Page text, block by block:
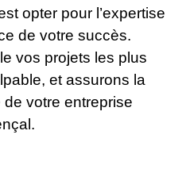
opter pour l’expertise
de votre succès.
vos projets les plus
et assurons la
votre entreprise